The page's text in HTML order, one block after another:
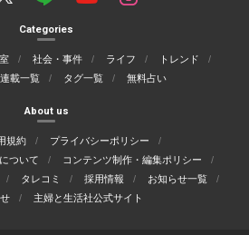
Categories
社会・事件 ライフ
トレンド
連載一覧 タグ一覧 無料占い
About us
規約
プライバシーポリシー
ついて
コンテンツ制作・編集ポリシー
タレコミ 採用情報
お知らせ一覧
主婦と生活社公式サイト